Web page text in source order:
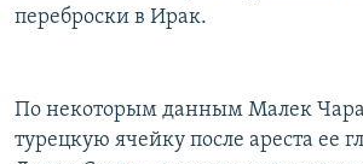
переброски в Ирак.
По некоторым данным Малек
турецкую ячейку после ареста ее